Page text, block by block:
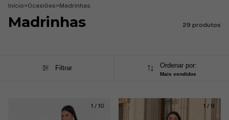
Início>Ocasiões>Madrinhas
Madrinhas 29 produtos
Filtrar Ordenar por:
Mais vendidos
1 / 10 1 / 9